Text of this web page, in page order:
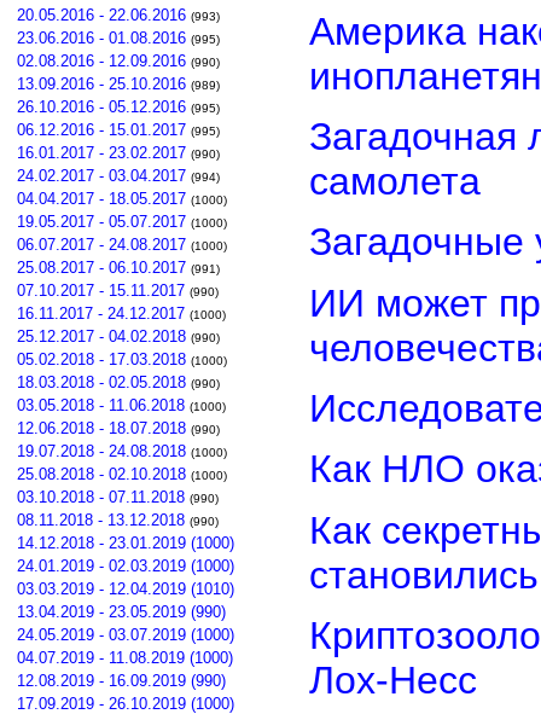
20.05.2016 - 22.06.2016 (993)
23.06.2016 - 01.08.2016 (995)
02.08.2016 - 12.09.2016 (990)
13.09.2016 - 25.10.2016 (989)
26.10.2016 - 05.12.2016 (995)
06.12.2016 - 15.01.2017 (995)
16.01.2017 - 23.02.2017 (990)
24.02.2017 - 03.04.2017 (994)
04.04.2017 - 18.05.2017 (1000)
19.05.2017 - 05.07.2017 (1000)
06.07.2017 - 24.08.2017 (1000)
25.08.2017 - 06.10.2017 (991)
07.10.2017 - 15.11.2017 (990)
16.11.2017 - 24.12.2017 (1000)
25.12.2017 - 04.02.2018 (990)
05.02.2018 - 17.03.2018 (1000)
18.03.2018 - 02.05.2018 (990)
03.05.2018 - 11.06.2018 (1000)
12.06.2018 - 18.07.2018 (990)
19.07.2018 - 24.08.2018 (1000)
25.08.2018 - 02.10.2018 (1000)
03.10.2018 - 07.11.2018 (990)
08.11.2018 - 13.12.2018 (990)
14.12.2018 - 23.01.2019 (1000)
24.01.2019 - 02.03.2019 (1000)
03.03.2019 - 12.04.2019 (1010)
13.04.2019 - 23.05.2019 (990)
24.05.2019 - 03.07.2019 (1000)
04.07.2019 - 11.08.2019 (1000)
12.08.2019 - 16.09.2019 (990)
17.09.2019 - 26.10.2019 (1000)
Америка
инопланетян
Загадочная
самолета
Загадочные
ИИ может
Как НЛО
Как
Лох-Несс